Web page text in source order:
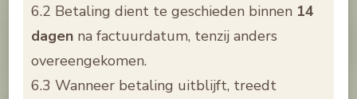
6.2 Betaling dient te geschieden binnen 14
dagen na factuurdatum, tenzij anders
overeengekomen.
6.3 Wanneer betaling uitblijft, treedt